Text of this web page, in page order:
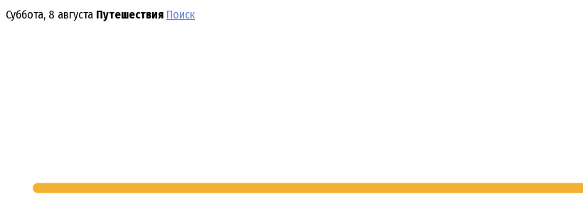
Перейти
Суббота, 8 августа Путешествия Поиск